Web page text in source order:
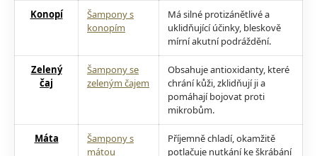
Konopí
Šampony s
konopím
Má silné protizánětlivé a
uklidňující účinky, bleskově
mírní akutní podráždění.
Zelený
čaj
Šampony se
zeleným čajem
Obsahuje antioxidanty, které
chrání kůži, zklidňují ji a
pomáhají bojovat proti
mikrobům.
Máta
Šampony s
mátou
Příjemně chladí, okamžitě
potlačuje nutkání ke škrábání